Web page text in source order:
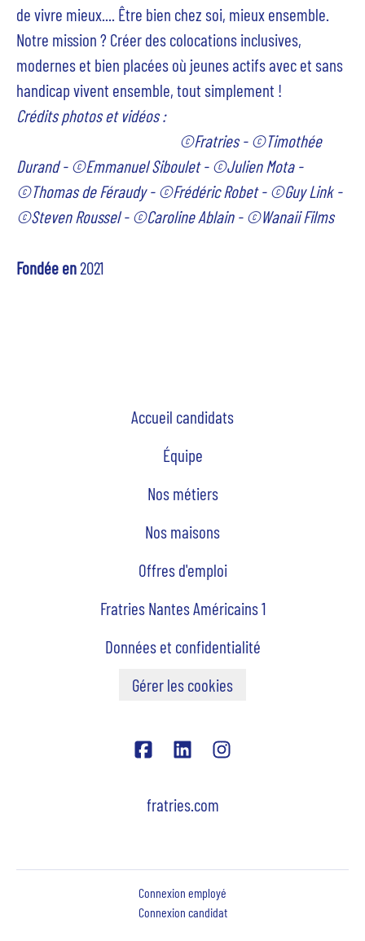
de vivre mieux.... Être bien chez soi, mieux ensemble.
Notre mission ? Créer des colocations inclusives,
modernes et bien placées où jeunes actifs avec et sans
handicap vivent ensemble, tout simplement !
Crédits photos et vidéos :
©Fratries - ©Timothée
Durand - ©Emmanuel Siboulet - ©Julien Mota -
©Thomas de Féraudy - ©Frédéric Robet - ©Guy Link -
©Steven Roussel - ©Caroline Ablain - ©Wanaii Films
Fondée en2021
Accueil candidats
Équipe
Nos métiers
Nos maisons
Offres d'emploi
Fratries Nantes Américains 1
Données et confidentialité
Gérer les cookies
fratries.com
Connexion employé
Connexion candidat